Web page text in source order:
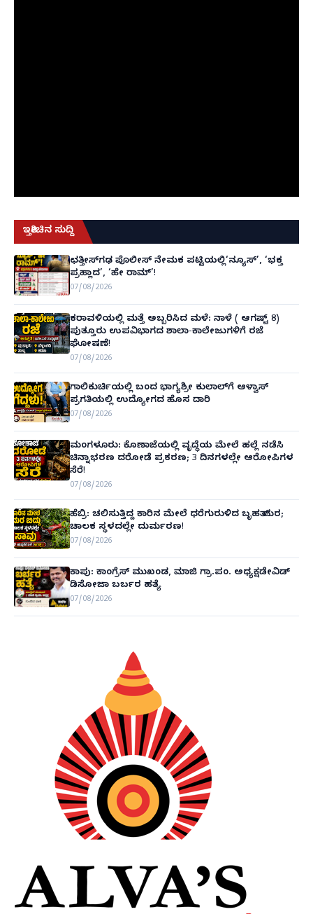
ಇತ್ತೀಚಿನ ಸುದ್ದಿ
ಛತ್ತೀಸ್‌ಗಢ ಪೊಲೀಸ್ ನೇಮಕ ಪಟ್ಟಿಯಲ್ಲಿ‘ನ್ಯೂಸ್’, ‘ಭಕ್ತ
ಪ್ರಹ್ಲಾದ’, ‘ಹೇ ರಾಮ್’!
07/08/2026
ಕರಾವಳಿಯಲ್ಲಿ ಮತ್ತೆ ಅಬ್ಬರಿಸಿದ ಮಳೆ: ನಾಳೆ ( ಆಗಷ್ಟ್ 8)
ಪುತ್ತೂರು ಉಪವಿಭಾಗದ ಶಾಲಾ-ಕಾಲೇಜುಗಳಿಗೆ ರಜೆ
ಘೋಷಣೆ!
07/08/2026
ಗಾಲಿಕುರ್ಚಿಯಲ್ಲಿ ಬಂದ ಭಾಗ್ಯಶ್ರೀ ಕುಲಾಲ್‌ಗೆ ಆಳ್ವಾಸ್
ಪ್ರಗತಿಯಲ್ಲಿ ಉದ್ಯೋಗದ ಹೊಸ ದಾರಿ
07/08/2026
ಮಂಗಳೂರು: ಕೊಣಾಜೆಯಲ್ಲಿ ವೃದ್ಧೆಯ ಮೇಲೆ ಹಲ್ಲೆ ನಡೆಸಿ
ಚಿನ್ನಾಭರಣ ದರೋಡೆ ಪ್ರಕರಣ; 3 ದಿನಗಳಲ್ಲೇ ಆರೋಪಿಗಳ
ಸೆರೆ!
07/08/2026
ಹೆಬ್ರಿ: ಚಲಿಸುತ್ತಿದ್ದ ಕಾರಿನ ಮೇಲೆ ಧರೆಗುರುಳಿದ ಬೃಹತ್ ಮರ;
ಚಾಲಕ ಸ್ಥಳದಲ್ಲೇ ದುರ್ಮರಣ!
07/08/2026
ಕಾಪು: ಕಾಂಗ್ರೆಸ್ ಮುಖಂಡ, ಮಾಜಿ ಗ್ರಾ.ಪಂ. ಅಧ್ಯಕ್ಷಡೇವಿಡ್
ಡಿಸೋಜಾ ಬರ್ಬರ ಹತ್ಯೆ
07/08/2026